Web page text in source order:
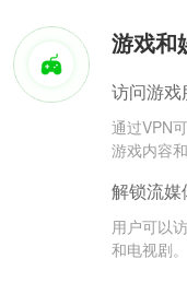
游戏和
访问游戏
通过VPN
游戏内容
解锁流媒
用户可以
和电视剧。